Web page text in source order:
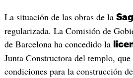
La situación de las obras de la
regularizada. La Comisión de
de Barcelona ha concedido la
Junta Constructora del templo, que
condiciones para la construcción